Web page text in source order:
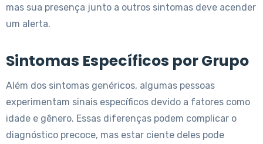
mas sua presença junto a outros sintomas deve acender
um alerta.
Sintomas Específicos por Grupo
Além dos sintomas genéricos, algumas pessoas
experimentam sinais específicos devido a fatores como
idade e gênero. Essas diferenças podem complicar o
diagnóstico precoce, mas estar ciente deles pode